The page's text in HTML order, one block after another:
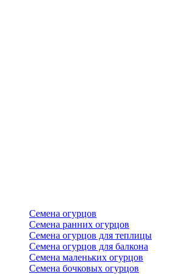
Семена огурцов
Семена ранних огурцов
Семена огурцов для теплицы
Семена огурцов для балкона
Семена маленьких огурцов
Семена бочковых огурцов